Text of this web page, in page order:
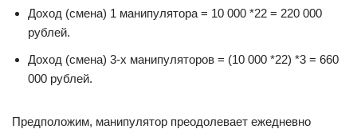
Доход (смена) 1 манипулятора = 10 000 *22 = 220 000
рублей.
Доход (смена) 3-х манипуляторов = (10 000 *22) *3 = 660
000 рублей.
Предположим, манипулятор преодолевает ежедневно